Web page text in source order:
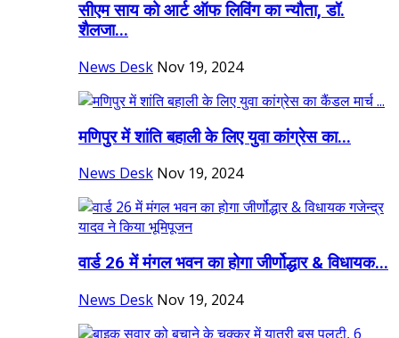
सीएम साय को आर्ट ऑफ लिविंग का न्यौता, डॉ.
शैलजा...
News Desk Nov 19, 2024
मणिपुर में शांति बहाली के लिए युवा कांग्रेस का...
News Desk Nov 19, 2024
वार्ड 26 में मंगल भवन का होगा जीर्णोद्धार & विधायक...
News Desk Nov 19, 2024